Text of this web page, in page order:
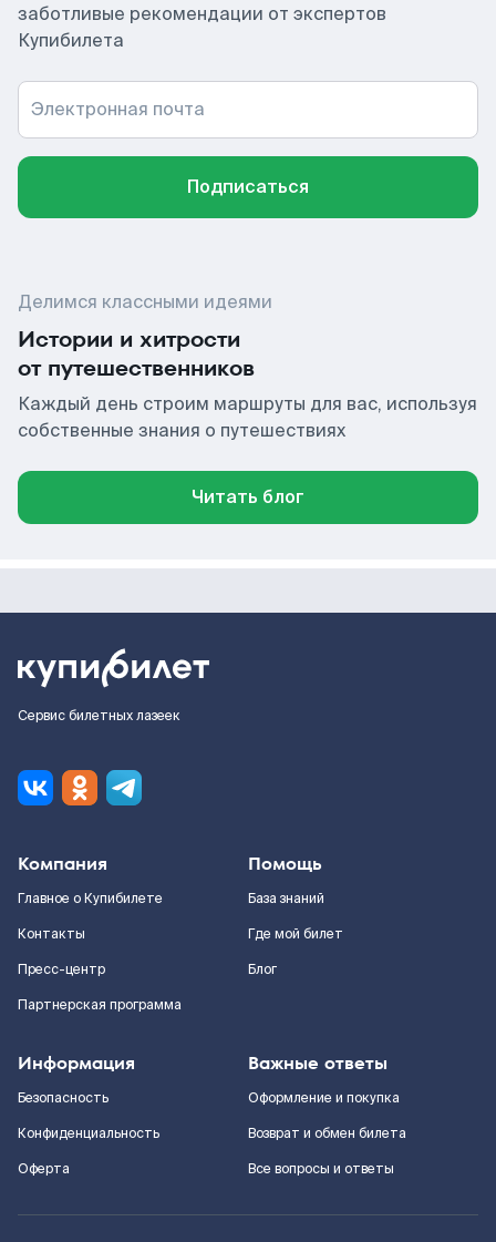
заботливые рекомендации от экспертов
Купибилета
Электронная почта
Подписаться
Делимся классными идеями
Истории и хитрости
от путешественников
Каждый день строим маршруты для вас, используя
собственные знания о путешествиях
Читать блог
Сервис билетных лазеек
Компания
Главное о Купибилете
Контакты
Пресс-центр
Партнерская программа
Помощь
База знаний
Где мой билет
Блог
Информация
Безопасность
Конфиденциальность
Оферта
Важные ответы
Оформление и покупка
Возврат и обмен билета
Все вопросы и ответы